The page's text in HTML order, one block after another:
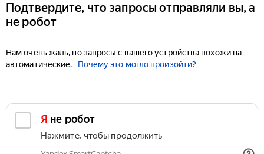
Подтвердите, что запросы отправляли вы, а
не робот
Нам очень жаль, но запросы с вашего устройства похожи на
автоматические.
Почему это могло произойти?
Я не робот
Нажмите, чтобы продолжить